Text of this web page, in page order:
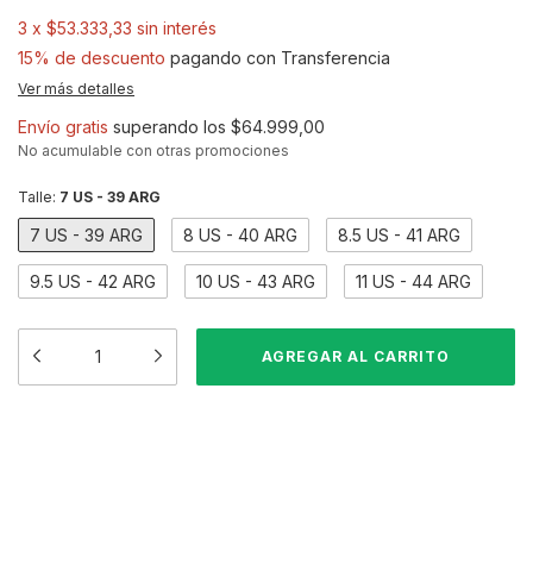
3 x $53.333,33 sin interés
15% de descuento pagando con Transferencia
Ver más detalles
Envío gratis superando los $64.999,00
No acumulable con otras promociones
Talle: 7 US - 39 ARG
7 US - 39 ARG 8 US - 40 ARG 8.5 US - 41 ARG
9.5 US - 42 ARG 10 US - 43 ARG 11 US - 44 ARG